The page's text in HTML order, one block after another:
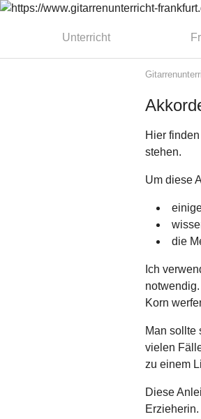
Unterricht
Hier
stehen.
Um diese
die
Ich
Korn
Man sollte
vielen
zu einem
Diese